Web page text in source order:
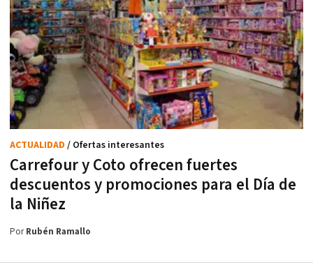
Carrefour y Coto ofrecen fuertes
descuentos y promociones para el Día de
la Niñez
ACTUALIDAD / Ofertas interesantes
PorRubén Ramallo